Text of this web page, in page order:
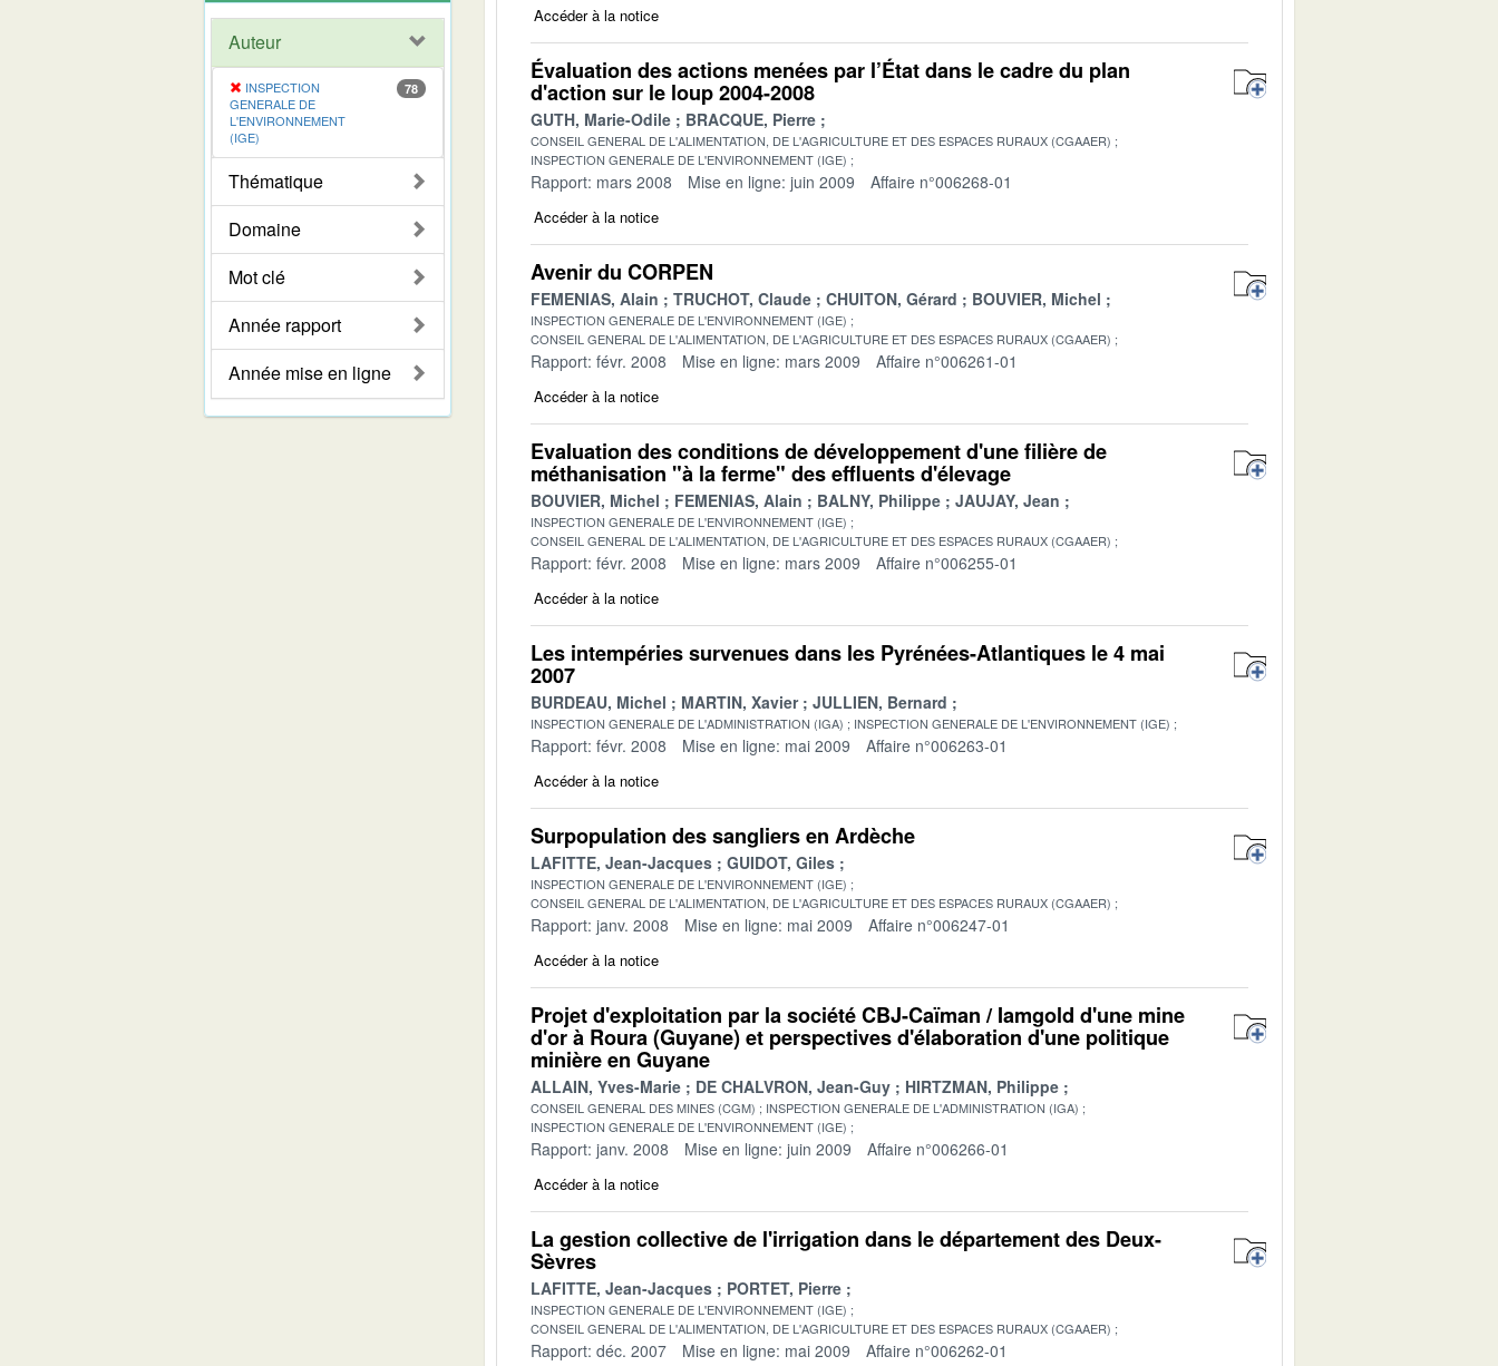
Auteur
INSPECTION
GENERALE DE
L'ENVIRONNEMENT
(IGE)
78
Thématique
Domaine
Mot clé
Année rapport
Année mise en ligne
Accéder à la notice
Évaluation des actions menées par l’État dans le cadre du plan
d'action sur le loup 2004-2008
GUTH, Marie-Odile BRACQUE, Pierre
CONSEIL GENERAL DE L'ALIMENTATION, DE L'AGRICULTURE ET DES ESPACES RURAUX (CGAAER)
INSPECTION GENERALE DE L'ENVIRONNEMENT (IGE)
Rapport: mars 2008 Mise en ligne: juin 2009 Affaire n°006268-01
Accéder à la notice
Avenir du CORPEN
FEMENIAS, Alain TRUCHOT, Claude CHUITON, Gérard BOUVIER, Michel
INSPECTION GENERALE DE L'ENVIRONNEMENT (IGE)
CONSEIL GENERAL DE L'ALIMENTATION, DE L'AGRICULTURE ET DES ESPACES RURAUX (CGAAER)
Rapport: févr. 2008 Mise en ligne: mars 2009 Affaire n°006261-01
Accéder à la notice
Evaluation des conditions de développement d'une filière de
méthanisation "à la ferme" des effluents d'élevage
BOUVIER, Michel FEMENIAS, Alain BALNY, Philippe JAUJAY, Jean
INSPECTION GENERALE DE L'ENVIRONNEMENT (IGE)
CONSEIL GENERAL DE L'ALIMENTATION, DE L'AGRICULTURE ET DES ESPACES RURAUX (CGAAER)
Rapport: févr. 2008 Mise en ligne: mars 2009 Affaire n°006255-01
Accéder à la notice
Les intempéries survenues dans les Pyrénées-Atlantiques le 4 mai
2007
BURDEAU, Michel MARTIN, Xavier JULLIEN, Bernard
INSPECTION GENERALE DE L'ADMINISTRATION (IGA) INSPECTION GENERALE DE L'ENVIRONNEMENT (IGE)
Rapport: févr. 2008 Mise en ligne: mai 2009 Affaire n°006263-01
Accéder à la notice
Surpopulation des sangliers en Ardèche
LAFITTE, Jean-Jacques GUIDOT, Giles
INSPECTION GENERALE DE L'ENVIRONNEMENT (IGE)
CONSEIL GENERAL DE L'ALIMENTATION, DE L'AGRICULTURE ET DES ESPACES RURAUX (CGAAER)
Rapport: janv. 2008 Mise en ligne: mai 2009 Affaire n°006247-01
Accéder à la notice
Projet d'exploitation par la société CBJ-Caïman / Iamgold d'une mine
d'or à Roura (Guyane) et perspectives d'élaboration d'une politique
minière en Guyane
ALLAIN, Yves-Marie DE CHALVRON, Jean-Guy HIRTZMAN, Philippe
CONSEIL GENERAL DES MINES (CGM)
INSPECTION GENERALE DE L'ADMINISTRATION (IGA)
INSPECTION GENERALE DE L'ENVIRONNEMENT (IGE)
Rapport: janv. 2008 Mise en ligne: juin 2009 Affaire n°006266-01
Accéder à la notice
La gestion collective de l'irrigation dans le département des Deux-
Sèvres
LAFITTE, Jean-Jacques PORTET, Pierre
INSPECTION GENERALE DE L'ENVIRONNEMENT (IGE)
CONSEIL GENERAL DE L'ALIMENTATION, DE L'AGRICULTURE ET DES ESPACES RURAUX (CGAAER)
Rapport: déc. 2007 Mise en ligne: mai 2009 Affaire n°006262-01